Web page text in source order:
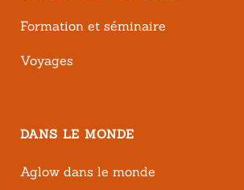
Formation et séminaire
Voyages
DANS LE MONDE
Aglow dans le monde